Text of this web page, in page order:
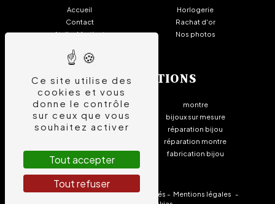
Accueil
Contact
Atelier Martinet
Horlogerie
Rachat d'or
Nos photos
NOS PRESTATIONS
bijouterie
joaillerie
rachat or
bague
montre
bijoux sur mesure
réparation bijou
réparation montre
fabrication bijou
©Vistalid- 2026 - Tous droits réservés - Mentions légales -
Ce site utilise des
cookies et vous
donne le contrôle
sur ceux que vous
souhaitez activer
Tout accepter
Tout refuser